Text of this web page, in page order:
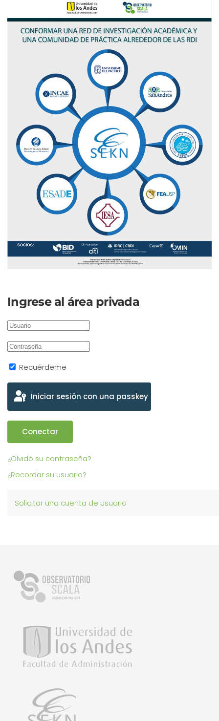
Ingrese al área privada
Recuérdeme
Iniciar sesión con una passkey
Conectar
¿Olvidó su contraseña?
¿Recordar su usuario?
Solicitar una cuenta de usuario